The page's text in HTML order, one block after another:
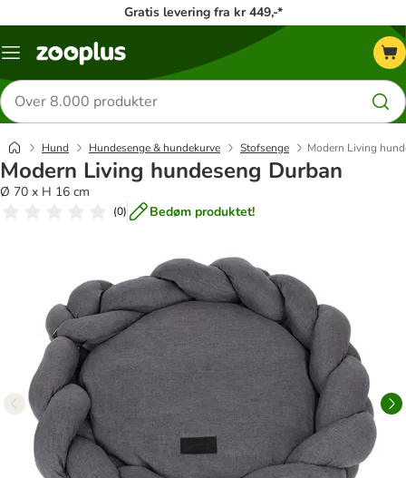
Gratis levering fra kr 449,-*
Menu
Søg
efter
produkter
Hund Hundesenge & hundekurve Stofsenge Modern Living
Modern Living hundeseng Durban
Ø 70 x H 16 cm
(0) Bedøm produktet!